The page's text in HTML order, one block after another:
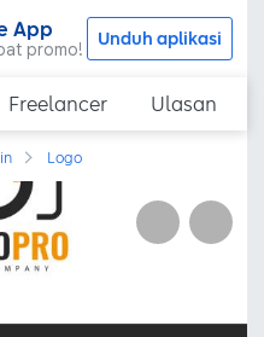
App
promo! Unduh aplikasi
Freelancer Ulasan
Logo